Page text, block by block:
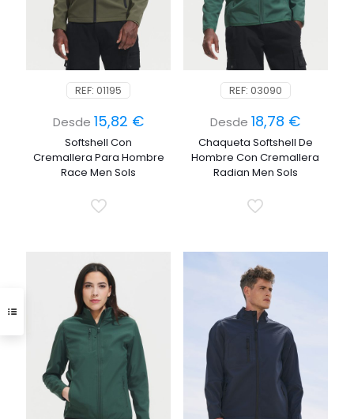
REF: 01195
Desde15,82 €
Softshell Con
Cremallera Para Hombre
Race Men Sols
REF: 03090
Desde18,78 €
Chaqueta Softshell De
Hombre Con Cremallera
Radian Men Sols